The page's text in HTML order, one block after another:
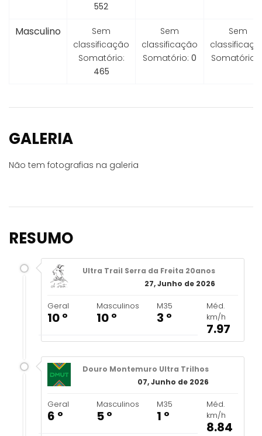
552
Masculino
Sem
classificação
Somatório:
465
Sem
classificação
Somatório: 0
Sem
Somatório:
GALERIA
Não tem fotografias na galeria
RESUMO
Ultra Trail Serra da Freita 20anos
27, Junho de 2026
Geral
10 º
Masculinos
10 º
M35
3 º
Méd.
km/h
7.97
Douro Montemuro Ultra Trilhos
07, Junho de 2026
Geral
6 º
Masculinos
5 º
M35
1 º
Méd.
km/h
8.84